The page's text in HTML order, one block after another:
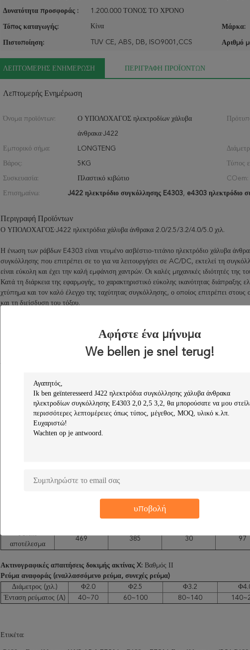
Αφήστε ένα μήνυμα
We bellen je snel terug!
υποβολή
Δυνατότητα προσφοράς : 1.200.000 ΤΟΝΟΣ ΤΟ ΧΡΌΝΟ
Τόπος καταγωγής: Κίνα Μάρκα:
Πιστοποίηση: TUV CE, ABS, DB, ISO9001,CCS Αριθμό
ΛΕΠΤΟΜΕΡΉΣ ΕΝΗΜΈΡΩΣΗ ΠΕΡΙΓΡΑΦΉ ΠΡΟΪΌΝΤΩΝ
Λεπτομερής Ενημέρωση
Όνομα προϊόντων: Ο ΥΠΟΛΟΧΑΓΟΣ ηλεκτροδίων χάλυβα
άνθρακα·J422
Εμπορικό σήμα: LONGTENG
Βάρος: 5KG Τύπος
Συσκευασία: Πλαστικό κιβώτιο COem:
Επισημαίνω: J422 ηλεκτρόδιο συγκόλλησης E4303, e4303 ηλεκτρόδιο
Περιγραφή Προϊόντων
Ο ΥΠΟΛΟΧΑΓΟΣ·J422 ηλεκτρόδια χάλυβα άνθρακα 2.0/2.5/3.2/4.0/5.0 χιλ.
Η ένωση των ράβδων E4303 είναι ντυμένο ασβέστιο-τιτάνιο ηλεκτρόδιο χάλυβα
συγκόλλησης που επιτρέπει σε το για να λειτουργήσει σε AC/DC, εκτελεί τη
είναι εύκολη και έχει την καλή εμφάνιση χαντρών. Οι καλές μηχανικές ιδιότητές της
Κατά τη διάρκεια της εφαρμογής, το χαρακτηριστικό εύκολης ικανότητας
χτύπημα και τον καλό έλεγχο της ταχύτητας συγκόλλησης, ο οποίος επιτρέπει στους
και τη διείσδυση του τόξου.
Χρησιμοποιείται για τη συγκόλληση της δομής χάλυβα χαμηλού άνθρακα
Χημική σύνθεση (%)
Γ ΜΝ Si S Π Νι
εγγύησης
0,20
1.20
Μηχανικές ιδιότητες του εναποτεθειμένου μετάλλου
ReL (MPA) Α (%)
≥330 ≥20
Γενικό
αποτέλεσμα
469 385 30 97
Ακτινογραφικές απαιτήσεις δοκιμής ακτίνας X: Βαθμός ΙΙ
Ρεύμα αναφοράς (εναλλασσόμενο ρεύμα, συνεχές ρεύμα)
Διάμετρος (χιλ.)
Φ2.0 Φ2.5 Φ3.2
Ένταση ρεύματος (Α)
40~70 60~100 80~140
Ετικέτα: